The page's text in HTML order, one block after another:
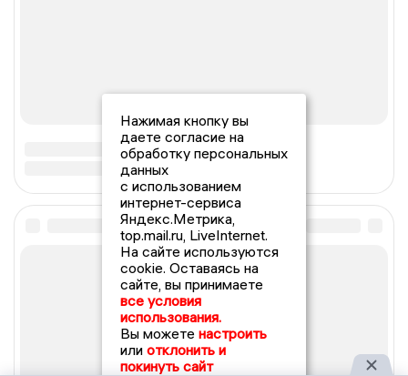
Нажимая кнопку вы
даете согласие на
обработку персональных
данных
с использованием
интернет-сервиса
Яндекс.Метрика,
top.mail.ru, LiveInternet.
На сайте используются
cookie. Оставаясь на
сайте, вы принимаете
все условия
использования.
Вы можете настроить
или отклонить и
покинуть сайт